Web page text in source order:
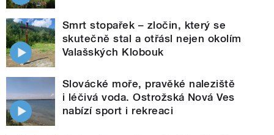
Smrt stopařek – zločin, který se
skutečně stal a otřásl nejen okolím
Valašských Klobouk
Slovácké moře, pravěké naleziště
i léčivá voda. Ostrožská Nová Ves
nabízí sport i rekreaci